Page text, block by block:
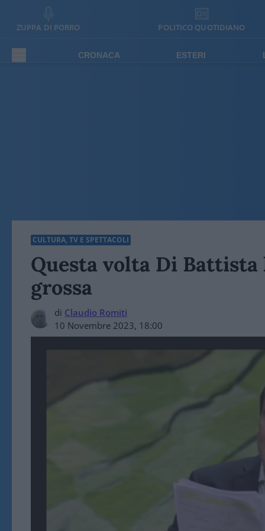
ZUPPA DI PORRO POLITICO QUOTIDIANO
CRONACA ESTERI
CULTURA, TV E SPETTACOLI
Questa volta Di Battista
grossa
di Claudio Romiti
10 Novembre 2023, 18:00